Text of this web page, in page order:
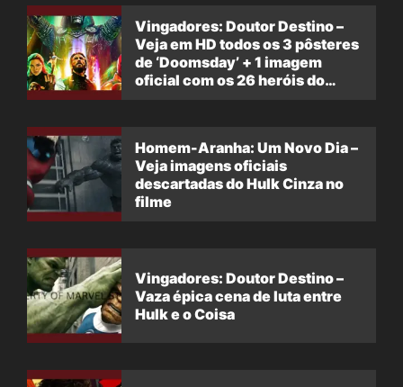
Vingadores: Doutor Destino –
Veja em HD todos os 3 pôsteres
de ‘Doomsday’ + 1 imagem
oficial com os 26 heróis do
Homem-Aranha: Um Novo Dia –
Veja imagens oficiais
descartadas do Hulk Cinza no
filme
Vingadores: Doutor Destino –
Vaza épica cena de luta entre
Hulk e o Coisa